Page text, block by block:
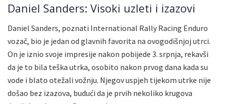
Daniel Sanders: Visoki uzleti i izazovi
Daniel Sanders, poznati International Rally Racing Enduro
vozač, bio je jedan od glavnih favorita na ovogodišnjoj utrci.
On je iznio svoje impresije nakon pobijede 3. srpnja, rekavši
da je to bila teška utrka, osobito nakon prvog dana kada su
vode i blato otežali vožnju. Njegov uspjeh tijekom utrke nije
došao bez izazova, budući da je prvih nekoliko krugova